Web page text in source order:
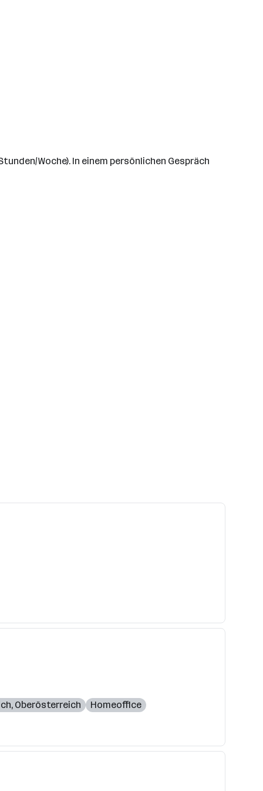
Woche). In einem persönlichen Gespräch
, Oberösterreich Homeoffice